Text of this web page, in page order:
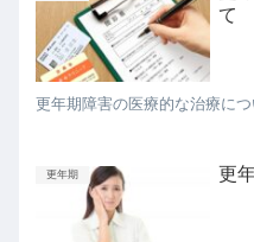
て
更年期障害の医療的な治療に
更年期 更